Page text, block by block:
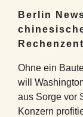
Berlin
Ohne ein
will
aus Sorge vor
Konzern